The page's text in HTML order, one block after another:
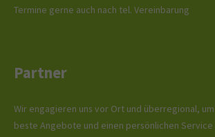
Termine gerne auch nach tel. Vereinbarung
Partner
Wir engagieren uns vor Ort und überregional,
beste Angebote und einen persönlichen